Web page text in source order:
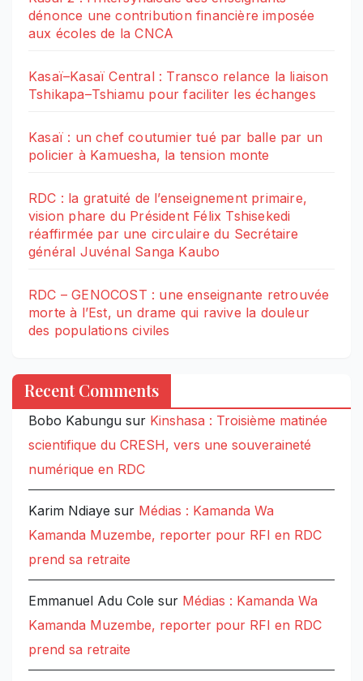
dénonce une contribution financière imposée
aux écoles de la CNCA
Kasaï–Kasaï Central : Transco relance la liaison
Tshikapa–Tshiamu pour faciliter les échanges
Kasaï : un chef coutumier tué par balle par un
policier à Kamuesha, la tension monte
RDC : la gratuité de l’enseignement primaire,
vision phare du Président Félix Tshisekedi
réaffirmée par une circulaire du Secrétaire
général Juvénal Sanga Kaubo
RDC – GENOCOST : une enseignante retrouvée
morte à l’Est, un drame qui ravive la douleur
des populations civiles
Recent Comments
Bobo Kabungu sur Kinshasa : Troisième matinée
scientifique du CRESH, vers une souveraineté
numérique en RDC
Karim Ndiaye sur Médias : Kamanda Wa
Kamanda Muzembe, reporter pour RFI en RDC
prend sa retraite
Emmanuel Adu Cole sur Médias : Kamanda Wa
Kamanda Muzembe, reporter pour RFI en RDC
prend sa retraite